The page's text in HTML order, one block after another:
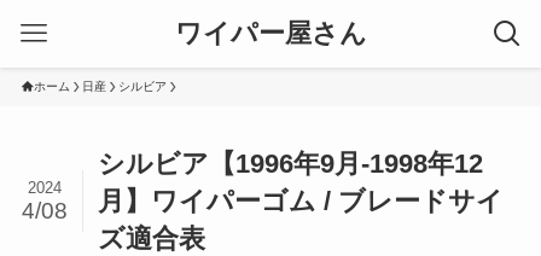
ワイパー屋さん
ホーム 日産 シルビア
シルビア【1996年9月-1998年12
月】ワイパーゴム / ブレードサイ
ズ適合表
2024
4/08